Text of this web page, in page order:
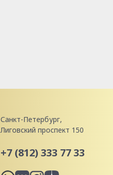
Санкт-Петербург,
Лиговский проспект 150
+7 (812) 333 77 33